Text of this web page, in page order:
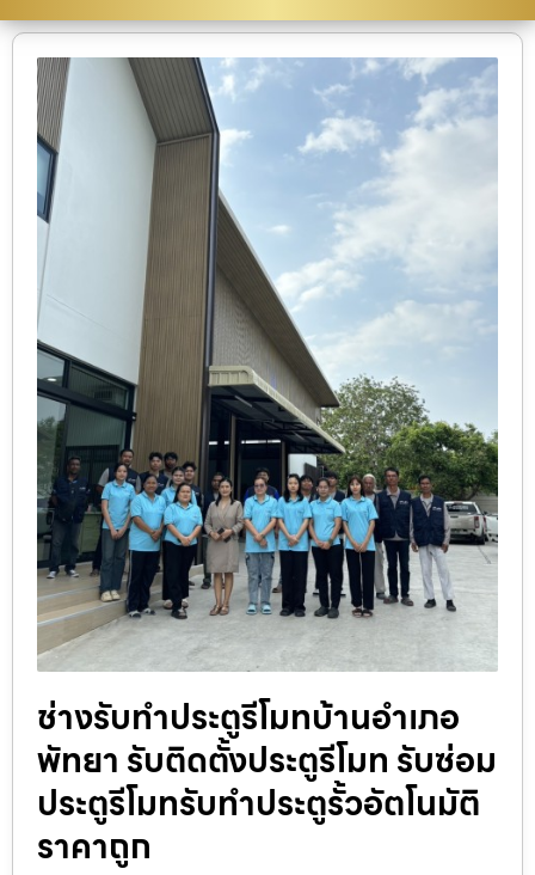
ช่างรับทำประตูรีโมทบ้านอำเภอ
พัทยา รับติดตั้งประตูรีโมท รับซ่อม
ประตูรีโมทรับทำประตูรั้วอัตโนมัติ
ราคาถูก